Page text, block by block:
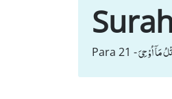
Para 21 -مَاۤ اُوْحِیَ